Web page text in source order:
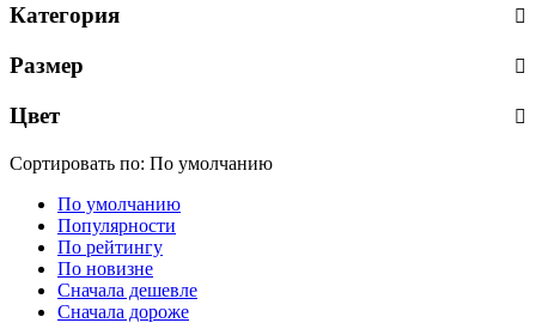
Категория
Размер
Цвет
Сортировать по: По умолчанию
По умолчанию
Популярности
По рейтингу
По новизне
Сначала дешевле
Сначала дороже